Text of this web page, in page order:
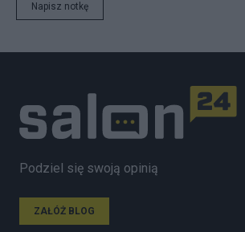
Napisz notkę
Podziel się swoją opinią
ZAŁÓŻ BLOG